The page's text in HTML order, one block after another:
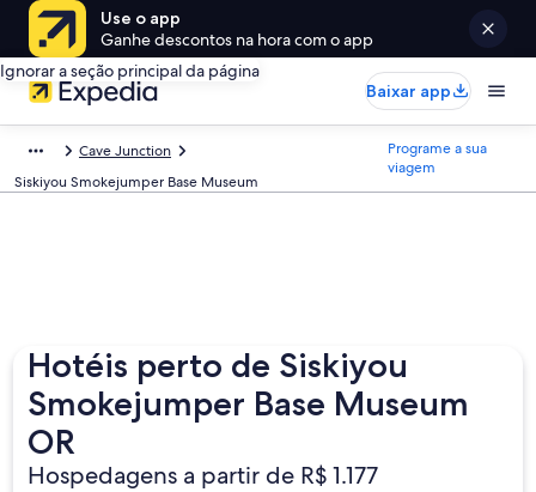
Use o app
Ganhe descontos na hora com o app
Ignorar a seção principal da página
Baixar app
Cave Junction
Siskiyou Smokejumper Base Museum
Programe a sua
viagem
Hotéis perto de Siskiyou
Smokejumper Base Museum
OR
Hospedagens a partir de R$ 1.177